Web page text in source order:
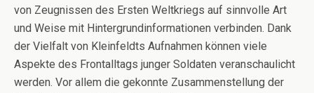
von Zeugnissen des Ersten Weltkriegs auf sinnvolle Art
und Weise mit Hintergrundinformationen verbinden. Dank
der Vielfalt von Kleinfeldts Aufnahmen können viele
Aspekte des Frontalltags junger Soldaten veranschaulicht
werden. Vor allem die gekonnte Zusammenstellung der